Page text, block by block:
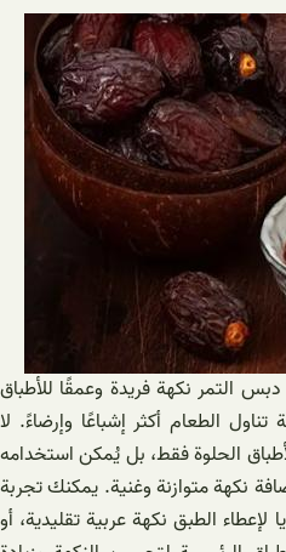
التمر نكهة فريدة وعمقًا للأطباق
الطعام أكثر إشباعًا وإرضاءً. لا
الحلوة فقط، بل يُمكن استخدامه
نكهة متوازنة وغنية. يمكنك تجربة
الطبق نكهة عربية تقليدية، أو